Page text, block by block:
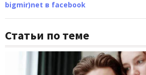
bigmir)net в facebook
Статьи по теме